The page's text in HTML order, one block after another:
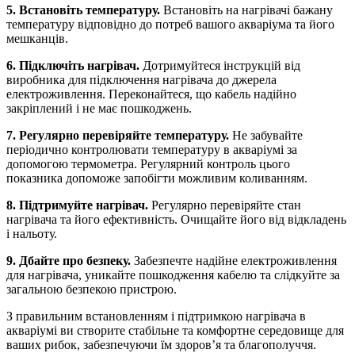
5. Встановіть температуру. Встановіть на нагрівачі бажану
температуру відповідно до потреб вашого акваріума та його
мешканців.
6. Підключіть нагрівач. Дотримуйтеся інструкцій від
виробника для підключення нагрівача до джерела
електроживлення. Переконайтеся, що кабель надійно
закріплений і не має пошкоджень.
7. Регулярно перевіряйте температуру. Не забувайте
періодично контролювати температуру в акваріумі за
допомогою термометра. Регулярний контроль цього
показника допоможе запобігти можливим коливанням.
8. Підтримуйте нагрівач. Регулярно перевіряйте стан
нагрівача та його ефективність. Очищайте його від відкладень
і нальоту.
9. Дбайте про безпеку. Забезпечте надійне електроживлення
для нагрівача, уникайте пошкодження кабелю та слідкуйте за
загальною безпекою пристрою.
З правильним встановленням і підтримкою нагрівача в
акваріумі ви створите стабільне та комфортне середовище для
ваших рибок, забезпечуючи їм здоров’я та благополуччя.